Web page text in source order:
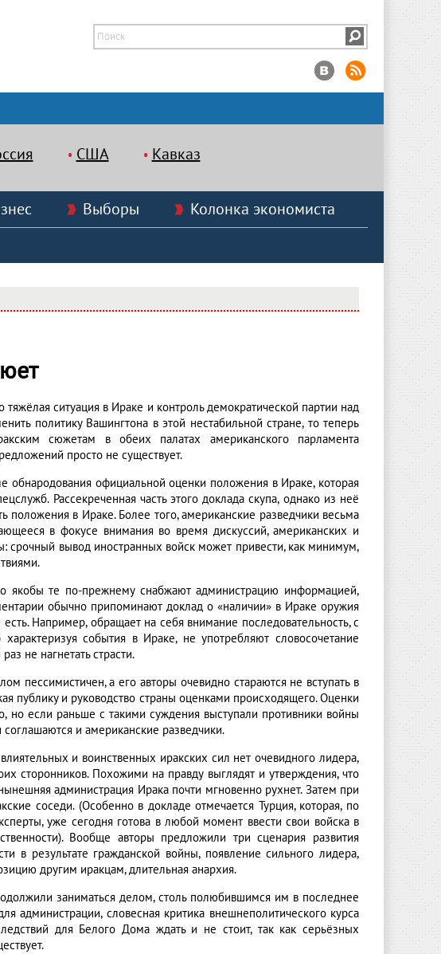
США Кавказ
Выборы
Колонка экономиста
ситуация в Ираке и контроль демократической партии над
политику Вашингтона в этой нестабильной стране, то теперь
сюжетам в обеих палатах американского парламента
просто не существует.
обнародования официальной оценки положения в Ираке, которая
Рассекреченная часть этого доклада скупа, однако из неё
положения в Ираке. Более того, американские разведчики весьма
в фокусе внимания во время дискуссий, американских и
вывод иностранных войск может привести, как минимум,
якобы те по-прежнему снабжают администрацию информацией,
обычно припоминают доклад о «наличии» в Ираке оружия
Например, обращает на себя внимание последовательность, с
события в Ираке, не употребляют словосочетание
не нагнетать страсти.
пессимистичен, а его авторы очевидно стараются не вступать в
публику и руководство страны оценками происходящего. Оценки
но если раньше с такими суждения выступали противники войны
и американские разведчики.
и воинственных иракских сил нет очевидного лидера,
сторонников. Похожими на правду выглядят и утверждения, что
администрация Ирака почти мгновенно рухнет. Затем при
соседи. (Особенно в докладе отмечается Турция, которая, по
уже сегодня готова в любой момент ввести свои войска в
Вообще авторы предложили три сценария развития
в результате гражданской войны, появление сильного лидера,
другим иракцам, длительная анархия.
заниматься делом, столь полюбившимся им в последнее
администрации, словесная критика внешнеполитического курса
для Белого Дома ждать и не стоит, так как серьёзных